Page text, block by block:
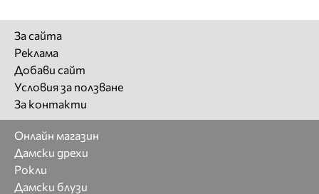
За сайта
Реклама
Добави сайт
Условия за ползване
За контакти
Онлайн магазин
Дамски дрехи
Рокли
Дамски блузи